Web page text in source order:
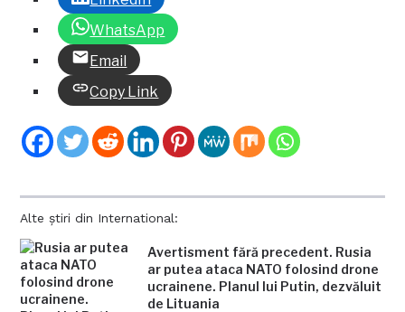
Alte știri din International:
Avertisment fără precedent. Rusia
ar putea ataca NATO folosind drone
ucrainene. Planul lui Putin, dezvăluit
de Lituania
WhatsApp
Email
Copy Link